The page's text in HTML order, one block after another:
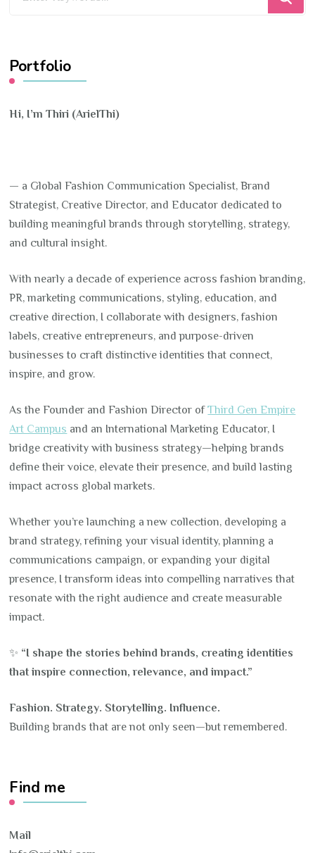
Portfolio
Hi, I’m Thiri (ArielThi)
— a Global Fashion Communication Specialist, Brand
Strategist, Creative Director, and Educator dedicated to
building meaningful brands through storytelling, strategy,
and cultural insight.
With nearly a decade of experience across fashion branding,
PR, marketing communications, styling, education, and
creative direction, I collaborate with designers, fashion
labels, creative entrepreneurs, and purpose-driven
businesses to craft distinctive identities that connect,
inspire, and grow.
As the Founder and Fashion Director ofThird Gen Empire
Art Campus and an International Marketing Educator, I
bridge creativity with business strategy—helping brands
define their voice, elevate their presence, and build lasting
impact across global markets.
Whether you’re launching a new collection, developing a
brand strategy, refining your visual identity, planning a
communications campaign, or expanding your digital
presence, I transform ideas into compelling narratives that
resonate with the right audience and create measurable
impact.
✨ “I shape the stories behind brands, creating identities
that inspire connection, relevance, and impact.”
Fashion. Strategy. Storytelling. Influence.
Building brands that are not only seen—but remembered.
Find me
Mail